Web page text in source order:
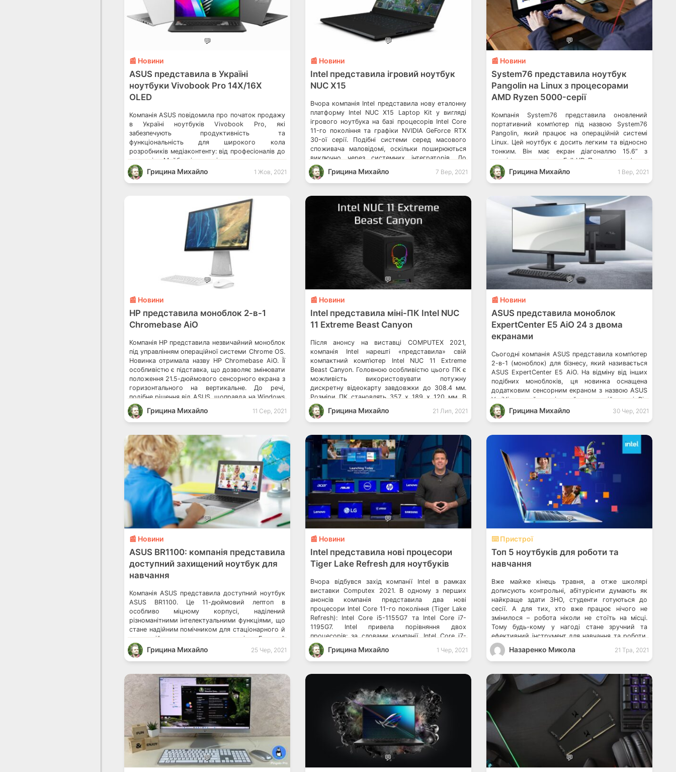
💬
📰 Новини
ASUS представила в Україні
ноутбуки Vivobook Pro 14X/16X
OLED
Компанія ASUS повідомила про початок продажу
в Україні ноутбуків Vivobook Pro, які
забезпечують продуктивність та
функціональність для широкого кола
розробників медіаконтенту: від професіоналів до
аматорів. Майбутні творці можуть розпочати
свій шлях до успішної кар’єри з новим 16-
дюймовим Vivobook Pro 16X OLED
представила їх на початку […]
Грицина Михайло 1 Жов, 2021
💬
📰 Новини
Intel представила ігровий ноутбук
NUC X15
Вчора компанія Intel представила нову еталонну
платформу Intel NUC X15 Laptop Kit у вигляді
ігрового ноутбука на базі процесорів Intel Core
11-го покоління та графіки NVIDIA GeForce RTX
30-ої серії. Подібні системи серед масового
споживача маловідомі, оскільки поширюються
виключно через системних інтеграторів. До
слова, компанія нещодавно представила міні-ПК
Intel NUC 11 Extreme Beast Canyon та […]
Грицина Михайло 7 Вер, 2021
💬
📰 Новини
System76 представила ноутбук
Pangolin на Linux з процесорами
AMD Ryzen 5000-серії
Компанія System76 представила оновлений
портативний комп’ютер під назвою System76
Pangolin, який працює на операційній системі
Linux. Цей ноутбук є досить легким та відносно
тонким. Він має екран діагоналлю 15.6” з
роздільною здатністю Full HD. Працює комп’ютер
на процесорі AMD Ryzen 5 5500U або AMD
Ryzen 7 5700U – останні процесори від AMD, що
Грицина Михайло 1 Вер, 2021
💬
📰 Новини
HP представила моноблок 2-в-1
Chromebase AiO
Компанія HP представила незвичайний моноблок
під управлінням операційної системи Chrome OS.
Новинка отримала назву HP Chromebase AiO. Її
особливістю є підставка, що дозволяє змінювати
положення 21.5-дюймового сенсорного екрана з
горизонтального на вертикальне. До речі,
подібне рішення від ASUS, щоправда на Windows
10, ми мали на огляді, і називається такий
моноблок ASUS V241EA. Екран Chromebase AiO
має […]
Грицина Михайло 11 Сер, 2021
💬
📰 Новини
Intel представила міні-ПК Intel NUC
11 Extreme Beast Canyon
Після анонсу на виставці COMPUTEX 2021,
компанія Intel нарешті «представила» свій
компактний комп’ютер Intel NUC 11 Extreme
Beast Canyon. Головною особливістю цього ПК є
можливість використовувати потужну
дискретну відеокарту завдовжки до 308.4 мм.
Розміри ПК становлять 357 х 189 х 120 мм. В
корпусі є блок живлення 80 Plus
Gold потужністю 650 Вт. Є три варіанти […]
Грицина Михайло 21 Лип, 2021
💬
📰 Новини
ASUS представила моноблок
ExpertCenter E5 AiO 24 з двома
екранами
Сьогодні компанія ASUS представила комп’ютер
2-в-1 (моноблок) для бізнесу, який називається
ASUS ExpertCenter E5 AiO. На відміну від інших
подібних моноблоків, ця новинка оснащена
додатковим сенсорним екраном з назвою ASUS
VeriView, який розміщений на тиловій панелі. Він
призначений швидкої та простої взаємодії двох
людей, які сидять за одним столом по різні
Грицина Михайло 30 Чер, 2021
💬
📰 Новини
ASUS BR1100: компанія представила
доступний захищений ноутбук для
навчання
Компанія ASUS представила доступний ноутбук
ASUS BR1100. Це 11-дюймовий лептоп в
особливо міцному корпусі, наділений
різноманітними інтелектуальними функціями, що
стане надійним помічником для стаціонарного й
дистанційного навчання школярів. Гумовий
бампер захищає всі грані й кути корпусу,
зменшуючи силу механічних ударів, щоб
Ноутбук ASUS BR1100 оснащується водостійкою
клавіатурою й відповідає військово-
промисловому стандарту […]
Грицина Михайло 25 Чер, 2021
💬
📰 Новини
Intel представила нові процесори
Tiger Lake Refresh для ноутбуків
Вчора відбувся захід компанії Intel в рамках
виставки Computex 2021. В одному з перших
анонсів компанія представила два нові
процесори Intel Core 11-го покоління (Tiger Lake
Refresh): Intel Core i5-1155G7 та Intel Core i7-
1195G7. Intel привела порівняння двох
процесорів: за словами компанії, Intel Core i7-
1195G7 перевершує AMD Ryzen 5800U в
багатьох задачах і процесах. Правда, […]
Грицина Михайло 1 Чер, 2021
💬
⌨️ Пристрої
Топ 5 ноутбуків для роботи та
навчання
Вже майже кінець травня, а отже школярі
дописують контрольні, абітурієнти думають як
найкраще здати ЗНО, студенти готуються до
сесії. А для тих, хто вже працює нічого не
змінилося – робота ніколи не стоїть на місці.
Тому будь-кому у нагоді стане зручний та
ефективний інструмент для навчання та роботи.
А саме – ноутбук. Якщо ви найближчим […]
Назаренко Микола 21 Тра, 2021
💬 💬 💬